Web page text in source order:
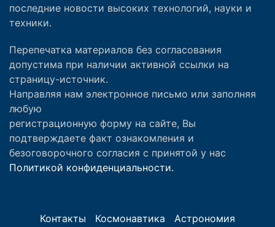
последние новости высоких технологий, науки и
техники.
Перепечатка материалов без согласования
допустима при наличии активной ссылки на
страницу-источник.
Направляя нам электронное письмо или заполняя
любую
регистрационную форму на сайте, Вы
подтверждаете факт ознакомления и
безоговорочного согласия с принятой у нас
Политикой конфиденциальности.
Контакты Космонавтика Астрономия